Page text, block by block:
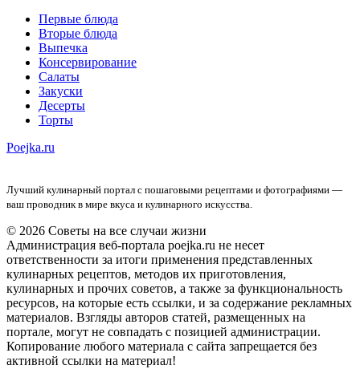
Первые блюда
Вторые блюда
Выпечка
Консервирование
Салаты
Закуски
Десерты
Торты
Poejka.ru
Лучший кулинарный портал с пошаговыми рецептами и фотографиями —
ваш проводник в мире вкуса и кулинарного искусства.
© 2026 Советы на все случаи жизни
Администрация веб-портала poejka.ru не несет
ответственности за итоги применения представленных
кулинарных рецептов, методов их приготовления,
кулинарных и прочих советов, а также за функциональность
ресурсов, на которые есть ссылки, и за содержание рекламных
материалов. Взгляды авторов статей, размещенных на
портале, могут не совпадать с позицией администрации.
Копирование любого материала с сайта запрещается без
активной ссылки на материал!